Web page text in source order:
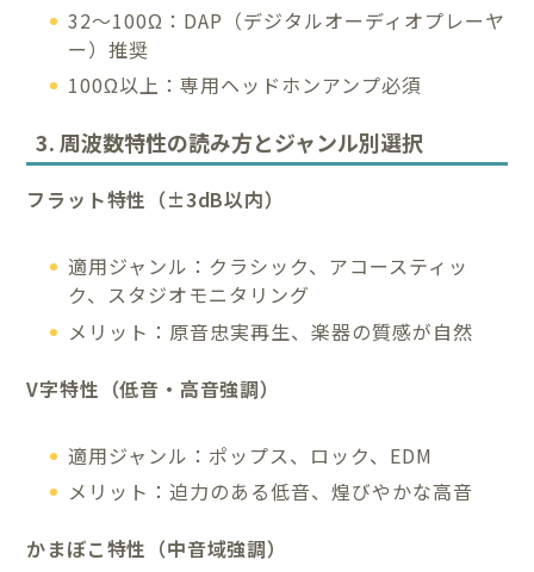
32〜100Ω：DAP（デジタルオーディオプレーヤ
ー）推奨
100Ω以上：専用ヘッドホンアンプ必須
3. 周波数特性の読み方とジャンル別選択
フラット特性（±3dB以内）
適用ジャンル：クラシック、アコースティッ
ク、スタジオモニタリング
メリット：原音忠実再生、楽器の質感が自然
V字特性（低音・高音強調）
適用ジャンル：ポップス、ロック、EDM
メリット：迫力のある低音、煌びやかな高音
かまぼこ特性（中音域強調）